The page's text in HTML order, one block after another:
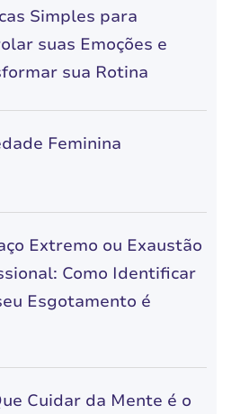
Simples para
suas Emoções e
sua Rotina
Feminina
Extremo ou Exaustão
Como Identificar
Esgotamento é
Cuidar da Mente é o